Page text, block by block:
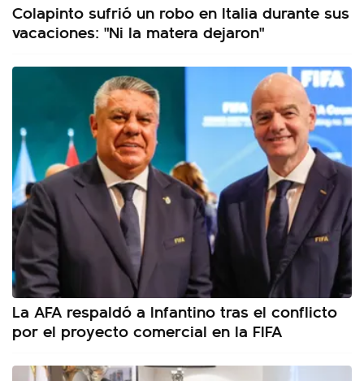
Colapinto sufrió un robo en Italia durante sus
vacaciones: "Ni la matera dejaron"
La AFA respaldó a Infantino tras el conflicto
por el proyecto comercial en la FIFA